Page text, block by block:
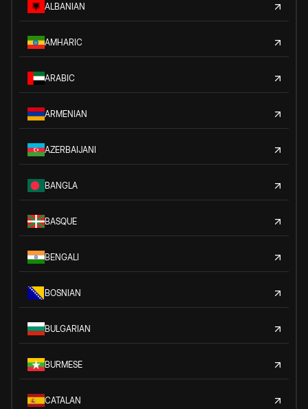
ALBANIAN
AMHARIC
ARABIC
ARMENIAN
AZERBAIJANI
BANGLA
BASQUE
BENGALI
BOSNIAN
BULGARIAN
BURMESE
CATALAN